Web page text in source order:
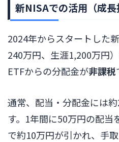
新NISAでの活用（成長
2024年からスタートした
240万円、生涯1,200万円
ETFからの分配金が非課税
通常、配当・分配金には
す。1年間に50万円の配当
で約10万円が引かれ、手